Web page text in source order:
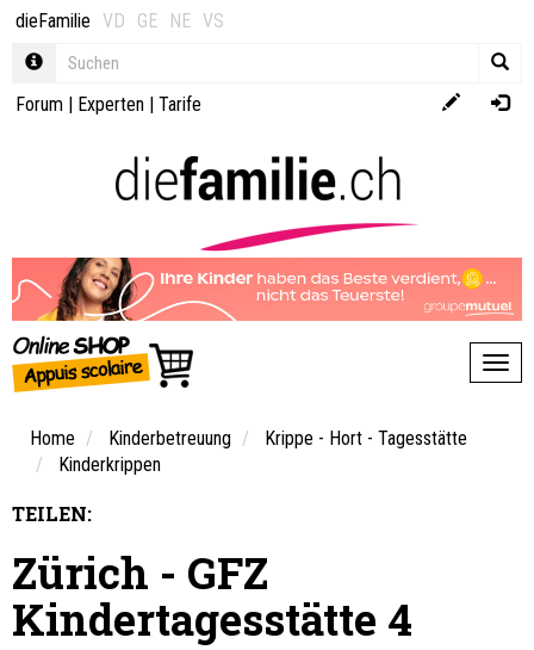
dieFamilie VD GE NE VS
Forum | Experten | Tarife
Home Kinderbetreuung
Krippe - Hort - Tagesstätte
Kinderkrippen
TEILEN:
Zürich - GFZ
Kindertagesstätte 4